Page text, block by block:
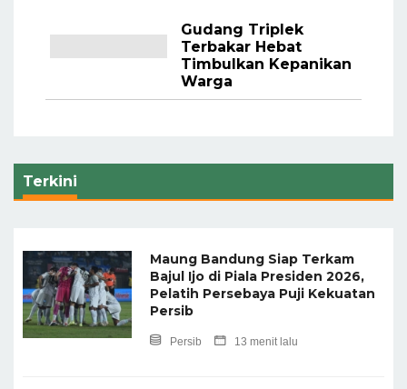
Gudang Triplek
Terbakar Hebat
Timbulkan Kepanikan
Warga
Terkini
Maung Bandung Siap Terkam
Bajul Ijo di Piala Presiden 2026,
Pelatih Persebaya Puji Kekuatan
Persib
Persib 13 menit lalu